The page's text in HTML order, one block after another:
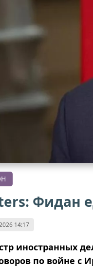
Фидан
14:17
иностранных
по войне с